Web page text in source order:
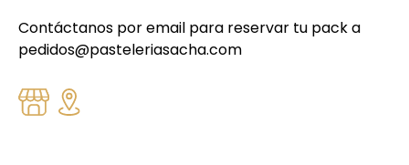
Contáctanos por email para reservar tu pack a
pedidos@pasteleriasacha.com